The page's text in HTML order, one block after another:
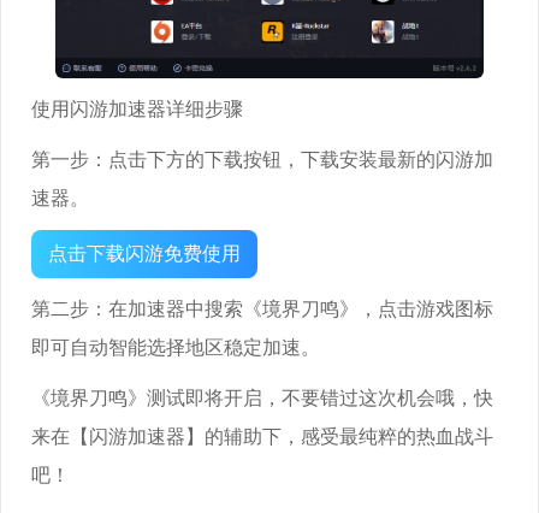
使用闪游加速器详细步骤
第一步：点击下方的下载按钮，下载安装最新的闪游加
速器。
点击下载闪游免费使用
第二步：在加速器中搜索《境界刀鸣》，点击游戏图标
即可自动智能选择地区稳定加速。
《境界刀鸣》测试即将开启，不要错过这次机会哦，快
来在【闪游加速器】的辅助下，感受最纯粹的热血战斗
吧！